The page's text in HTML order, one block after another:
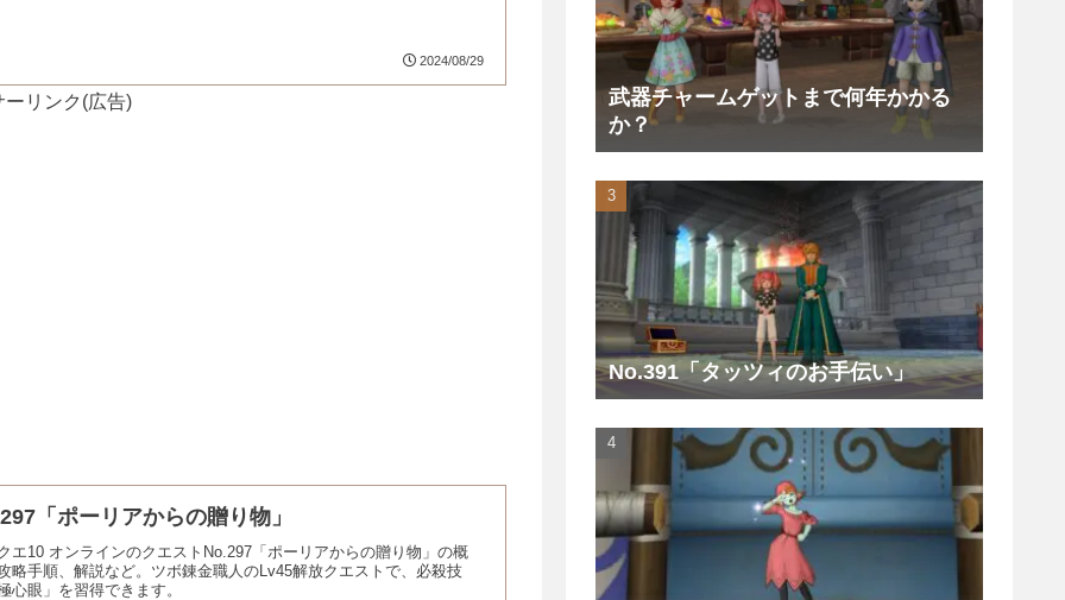
2024/08/29
ーリンク(広告)
「ポーリアからの贈り物」
エ10 オンラインのクエストNo.297「ポーリアからの贈り物」の概
略手順、解説など。ツボ錬金職人のLv45解放クエストで、必殺技
心眼」を習得できます。
武器チャームゲットまで何年かかる
か？
No.391「タッツィのお手伝い」